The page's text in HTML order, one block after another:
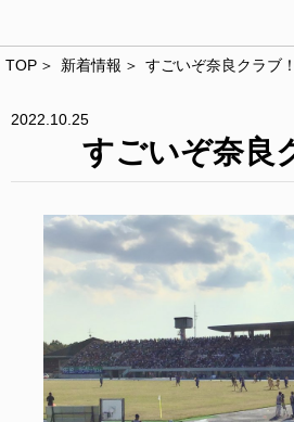
TOP 新着情報 すごいぞ奈良クラブ！
2022.10.25
すごいぞ奈良